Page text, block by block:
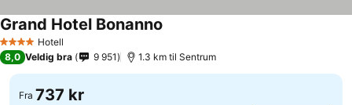
4 StjernerHotell
Grand Hotel Bonanno
8,0 Veldig bra 9 951 1.3 km til Sentrum
Fra 737 kr